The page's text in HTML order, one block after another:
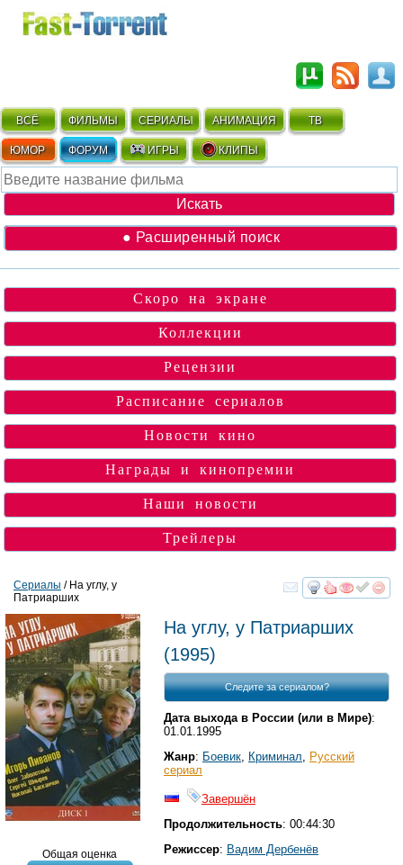
ВСЁ ФИЛЬМЫ СЕРИАЛЫ АНИМАЦИЯ ТВ
ЮМОР ФОРУМ ИГРЫ КЛИПЫ
● Расширенный поиск
Скоро на экране
Коллекции
Рецензии
Расписание сериалов
Новости кино
Награды и кинопремии
Наши новости
Трейлеры
смотреть
Сериалы / На углу, у
Патриарших
Общая оценка
На углу, у Патриарших
(1995)
Следите за сериалом?
Дата выхода в России (или в Мире):
01.01.1995
Жанр: Боевик Криминал
Русский
сериал
Завершён
Продолжительность: 00:44:30
Режиссер: Вадим Дербенёв